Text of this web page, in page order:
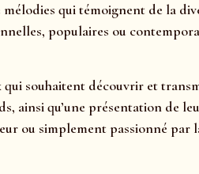
qui témoignent de la
populaires ou
souhaitent découvrir et
ainsi qu’une présentation de
ou simplement passionné